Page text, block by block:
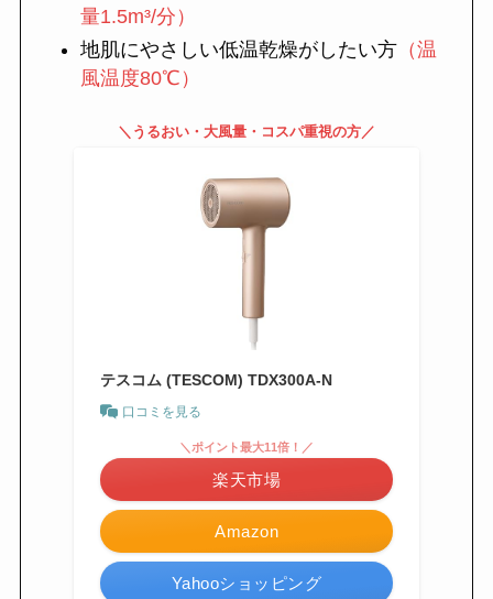
量1.5m³/分）
地肌にやさしい低温乾燥がしたい方（温
風温度80℃）
＼うるおい・大風量・コスパ重視の方／
テスコム (TESCOM) TDX300A-N
口コミを見る
Amazon
＼ポイント最大11倍！／
楽天市場
Yahooショッピング